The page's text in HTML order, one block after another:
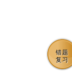
错题
复习